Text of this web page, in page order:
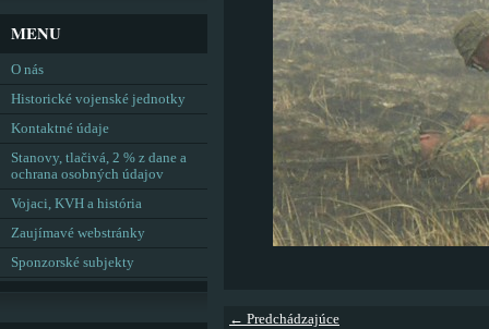
← Predchádzajúce
MENU
O nás
Historické vojenské jednotky
Kontaktné údaje
Stanovy, tlačivá, 2 % z dane a
ochrana osobných údajov
Vojaci, KVH a história
Zaujímavé webstránky
Sponzorské subjekty